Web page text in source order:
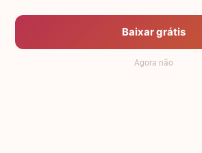
Política de Privacidade
Anuncie
Termos de Uso
Baixar grátis
Agora não